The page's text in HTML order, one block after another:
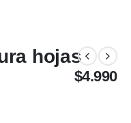
hojas
$4.990